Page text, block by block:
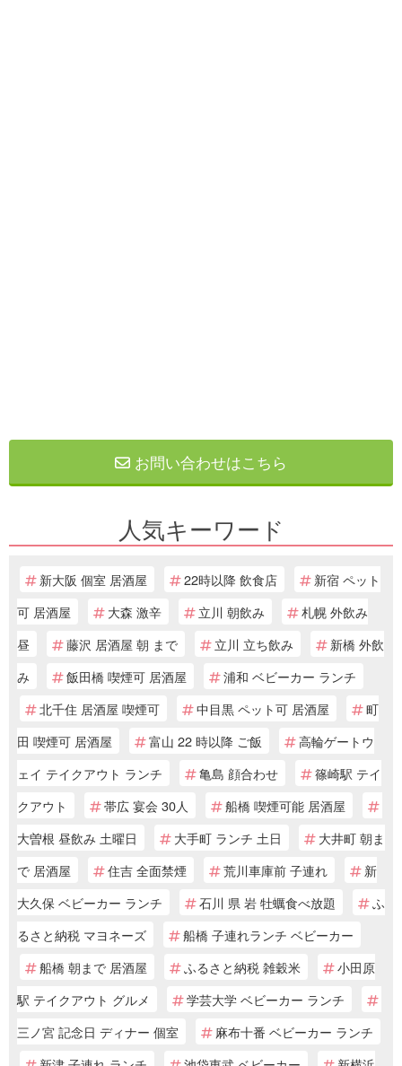
お問い合わせはこちら
人気キーワード
新大阪 個室 居酒屋 22時以降 飲食店
新宿 ペット
可 居酒屋
大森 激辛 立川 朝飲み
札幌 外飲み
昼
藤沢 居酒屋 朝 まで 立川 立ち飲み
新橋 外飲
み
飯田橋 喫煙可 居酒屋
浦和 ベビーカー ランチ
北千住 居酒屋 喫煙可
中目黒 ペット可 居酒屋
町
田 喫煙可 居酒屋
富山 22 時以降 ご飯
高輪ゲートウ
ェイ テイクアウト ランチ
亀島 顔合わせ
篠崎駅 テイ
クアウト
帯広 宴会 30人
船橋 喫煙可能 居酒屋
大曽根 昼飲み 土曜日
大手町 ランチ 土日
大井町 朝ま
で 居酒屋
住吉 全面禁煙 荒川車庫前 子連れ
新
大久保 ベビーカー ランチ
石川 県 岩 牡蠣食べ放題
ふ
るさと納税 マヨネーズ
船橋 子連れランチ ベビーカー
船橋 朝まで 居酒屋
ふるさと納税 雑穀米
小田原
駅 テイクアウト グルメ
学芸大学 ベビーカー ランチ
三ノ宮 記念日 ディナー 個室
麻布十番 ベビーカー ランチ